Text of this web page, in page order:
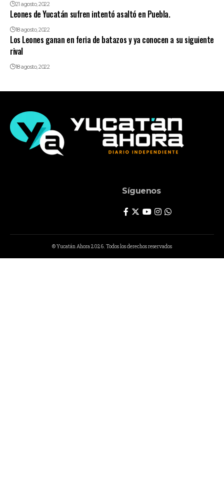
21 agosto, 2022
Leones de Yucatán sufren intentó asaltó en Puebla.
18 agosto, 2022
Los Leones ganan en feria de batazos y ya conocen a su siguiente
rival
18 agosto, 2022
Síguenos
© Yucatán Ahora 2026. Todos los derechos reservados